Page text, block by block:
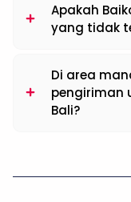
Apakah
yang tidak
Di area
pengiriman
Bali?